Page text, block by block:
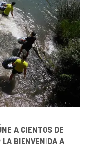
A CIENTOS DE
LA BIENVENIDA A